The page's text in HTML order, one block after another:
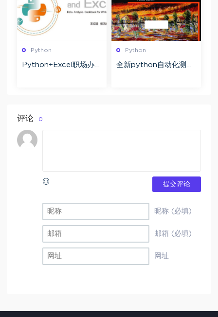
Python
Python+Excel职场办公
Python
全新python自动化测试
评论 0
提交评论
昵称 (必填)
邮箱 (必填)
网址